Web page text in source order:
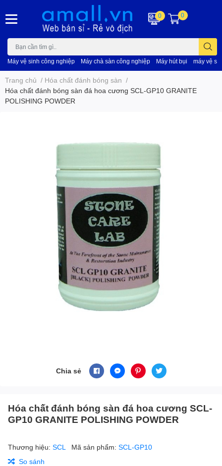
Máy vệ sinh công nghiệp Máy chà sàn công nghiệp Máy hút bụi máy vệ
0 0
Trang chủ / Hóa chất đánh bóng sàn /
Hóa chất đánh bóng sàn đá hoa cương SCL-GP10 GRANITE
POLISHING POWDER
Chia sẻ
Hóa chất đánh bóng sàn đá hoa cương SCL-
GP10 GRANITE POLISHING POWDER
Thương hiệu: SCL Mã sản phẩm: SCL-GP10
So sánh